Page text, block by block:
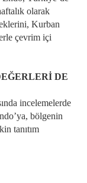
olarak
Kurban
çevrim içi
DE
incelemelerde
bölgenin
tanıtım